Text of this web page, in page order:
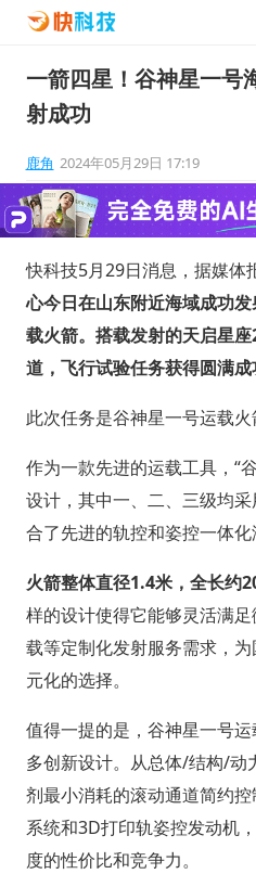
一箭四星！谷神星一号
射成功
鹿角 2024年05月29日 17:19
快科技5月29日消息，据媒体
心今日在山东附近海域成功
载火箭。搭载发射的天启星
道，飞行试验任务获得圆满成
此次任务是谷神星一号运载火
作为一款先进的运载工具，“
设计，其中一、二、三级均
合了先进的轨控和姿控一体化
火箭整体直径1.4米，全长约
样的设计使得它能够灵活满
载等定制化发射服务需求，
元化的选择。
值得一提的是，谷神星一号
多创新设计。从总体/结构/动
剂最小消耗的滚动通道简约
系统和3D打印轨姿控发动机
度的性价比和竞争力。